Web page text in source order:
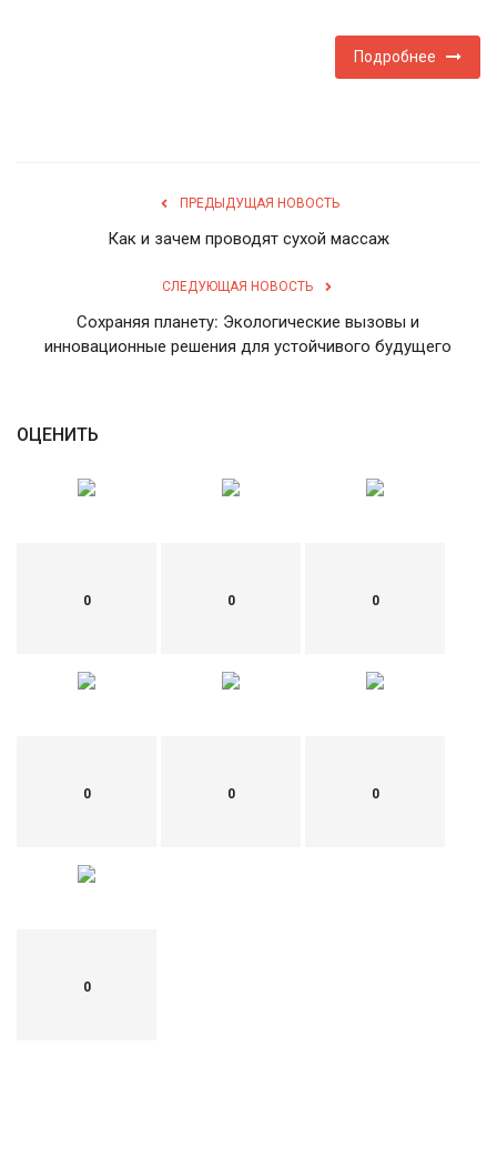
Подробнее
ПРЕДЫДУЩАЯ НОВОСТЬ
Как и зачем проводят сухой массаж
СЛЕДУЮЩАЯ НОВОСТЬ
Сохраняя планету: Экологические вызовы и
инновационные решения для устойчивого будущего
ОЦЕНИТЬ
0 0 0
0 0 0
0